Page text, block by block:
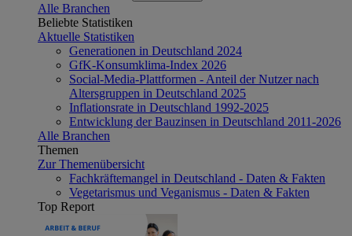
Alle Branchen
Beliebte Statistiken
Aktuelle Statistiken
Generationen in Deutschland 2024
GfK-Konsumklima-Index 2026
Social-Media-Plattformen - Anteil der Nutzer nach
Altersgruppen in Deutschland 2025
Inflationsrate in Deutschland 1992-2025
Entwicklung der Bauzinsen in Deutschland 2011-2026
Alle Branchen
Themen
Zur Themenübersicht
Fachkräftemangel in Deutschland - Daten & Fakten
Vegetarismus und Veganismus - Daten & Fakten
Top Report